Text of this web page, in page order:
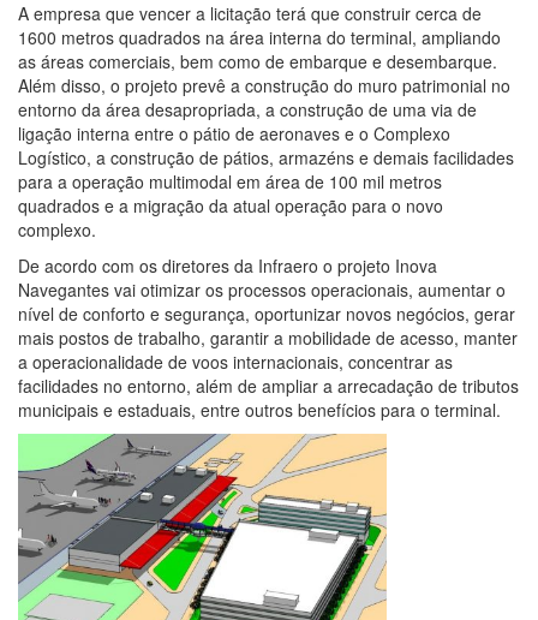
A empresa que vencer a licitação terá que construir cerca de
1600 metros quadrados na área interna do terminal, ampliando
as áreas comerciais, bem como de embarque e desembarque.
Além disso, o projeto prevê a construção do muro patrimonial no
entorno da área desapropriada, a construção de uma via de
ligação interna entre o pátio de aeronaves e o Complexo
Logístico, a construção de pátios, armazéns e demais facilidades
para a operação multimodal em área de 100 mil metros
quadrados e a migração da atual operação para o novo
complexo.
De acordo com os diretores da Infraero o projeto Inova
Navegantes vai otimizar os processos operacionais, aumentar o
nível de conforto e segurança, oportunizar novos negócios, gerar
mais postos de trabalho, garantir a mobilidade de acesso, manter
a operacionalidade de voos internacionais, concentrar as
facilidades no entorno, além de ampliar a arrecadação de tributos
municipais e estaduais, entre outros benefícios para o terminal.